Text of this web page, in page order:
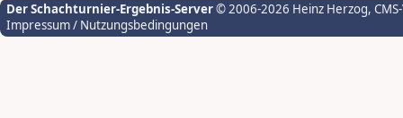
Der Schachturnier-Ergebnis-Server© 2006-2026 Heinz Herzog,
Impressum / Nutzungsbedingungen